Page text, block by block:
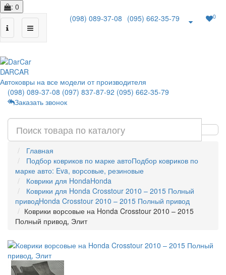
: 0
(098) 089-37-08 (095) 662-35-79 0
DARCAR
Автоковры на все модели от производителя
(098) 089-37-08 (097) 837-87-92 (095) 662-35-79
Заказать звонок
Главная
Подбор ковриков по марке автоПодбор ковриков по
марке авто: Eva, ворсовые, резиновые
Коврики для HondaHonda
Коврики для Honda Crosstour 2010 – 2015 Полный
приводHonda Crosstour 2010 – 2015 Полный привод
Коврики ворсовые на Honda Crosstour 2010 – 2015
Полный привод, Элит